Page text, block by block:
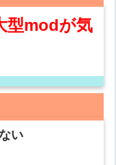
型modが気
い